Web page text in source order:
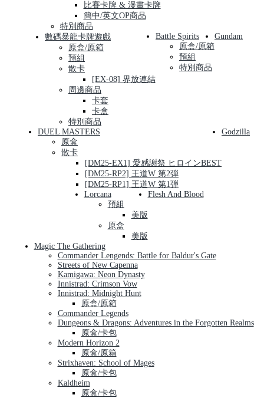
比賽卡牌 & 漫畫卡牌
簡中/英文OP商品
特別商品
數碼暴龍卡牌遊戲
原盒/原箱
預組
散卡
[EX-08] 界放連結
周邊商品
卡套
卡盒
特別商品
Battle Spirits
原盒/原箱
預組
特別商品
Gundam
DUEL MASTERS
原盒
散卡
[DM25-EX1] 愛感謝祭 ヒロインBEST
[DM25-RP2] 王道W 第2弾
[DM25-RP1] 王道W 第1弾
Godzilla
Lorcana
預組
美版
原盒
美版
Flesh And Blood
Magic The Gathering
Commander Lengends: Battle for Baldur's Gate
Streets of New Capenna
Kamigawa: Neon Dynasty
Innistrad: Crimson Vow
Innistrad: Midnight Hunt
原盒/原箱
Commander Legends
Dungeons & Dragons: Adventures in the Forgotten Realms
原盒/卡包
Modern Horizon 2
原盒/原箱
Strixhaven: School of Mages
原盒/卡包
Kaldheim
原盒/卡包